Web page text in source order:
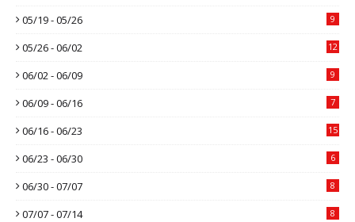
05/19 - 05/26 9
05/26 - 06/02 12
06/02 - 06/09 9
06/09 - 06/16 7
06/16 - 06/23 15
06/23 - 06/30 6
06/30 - 07/07 8
07/07 - 07/14 8